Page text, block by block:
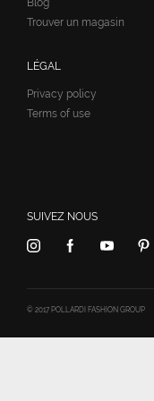
Blog
Trouver un magasin
LÉGAL
Privacy policy
Terms of use
SUIVEZ NOUS
© 2017 POLLARDI FASHION GROUP